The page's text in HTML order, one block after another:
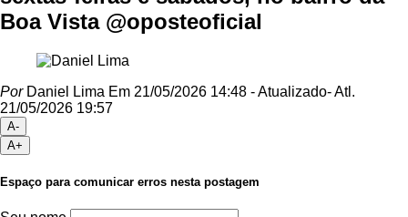
Boa Vista @oposteoficial
PorDaniel Lima Em 21/05/2026 14:48 - Atualizado- Atl.
21/05/2026 19:57
A-
A+
Espaço para comunicar erros nesta postagem